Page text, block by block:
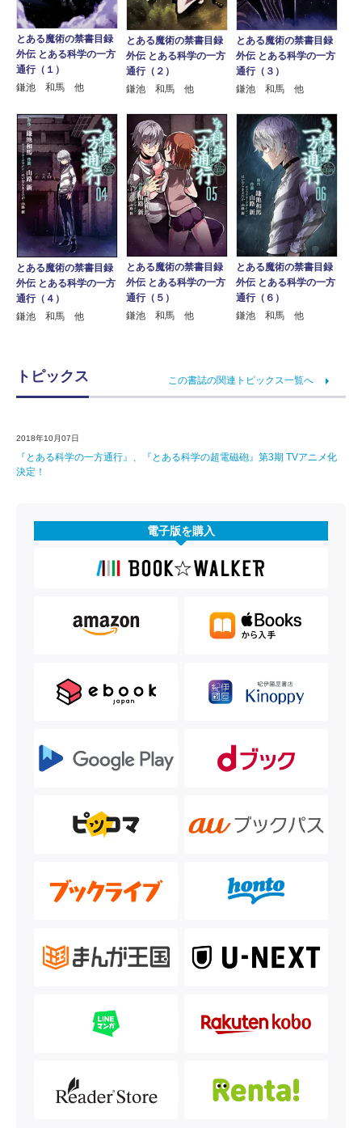
とある魔術の禁書目録
外伝 とある科学の一方
通行（１）
鎌池 和馬 他
とある魔術の禁書目録
外伝 とある科学の一方
通行（２）
鎌池 和馬 他
とある魔術の禁書目録
外伝 とある科学の一方
通行（３）
鎌池 和馬 他
とある魔術の禁書目録
外伝 とある科学の一方
通行（４）
鎌池 和馬 他
とある魔術の禁書目録
外伝 とある科学の一方
通行（５）
鎌池 和馬 他
とある魔術の禁書目録
外伝 とある科学の一方
通行（６）
鎌池 和馬 他
トピックス この書誌の関連トピックス一覧へ
2018年10月07日
『とある科学の一方通行』、『とある科学の超電磁砲』第3期 TVアニメ化
決定！
電子版を購入